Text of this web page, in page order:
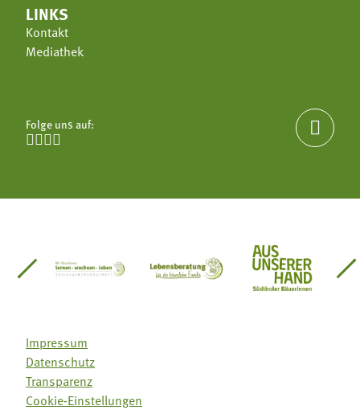
LINKS
Kontakt
Mediathek
Folge uns auf:


Südtirol
Gärtnervereinigung
Sozialgenossenschaft Mit Bäuerinnen lernen -
Lebensberatung für dieAus unserer
Impressum
Datenschutz
Transparenz
Cookie-Einstellungen